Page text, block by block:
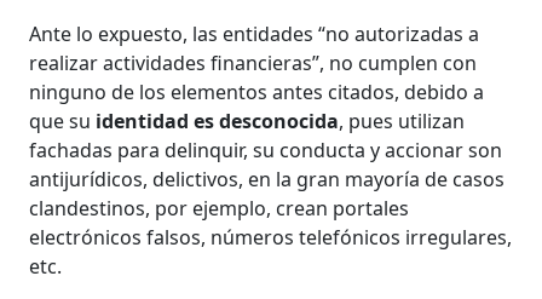
Ante lo expuesto, las entidades “no autorizadas a
realizar actividades financieras”, no cumplen con
ninguno de los elementos antes citados, debido a
que su identidad es desconocida, pues utilizan
fachadas para delinquir, su conducta y accionar son
antijurídicos, delictivos, en la gran mayoría de casos
clandestinos, por ejemplo, crean portales
electrónicos falsos, números telefónicos irregulares,
etc.